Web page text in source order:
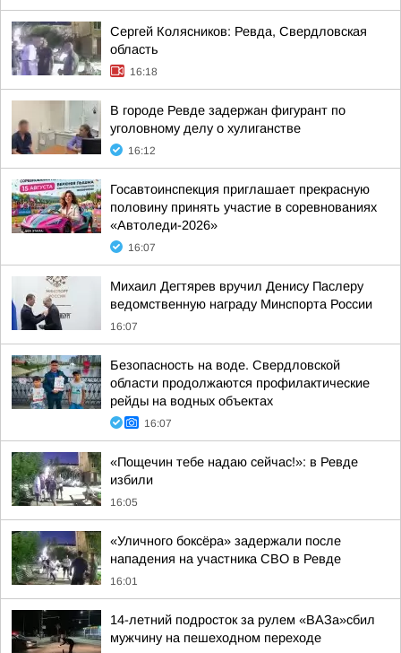
Сергей Колясников: Ревда, Свердловская
область
16:18
В городе Ревде задержан фигурант по
уголовному делу о хулиганстве
16:12
Госавтоинспекция приглашает прекрасную
половину принять участие в соревнованиях
«Автоледи-2026»
16:07
Михаил Дегтярев вручил Денису Паслеру
ведомственную награду Минспорта России
16:07
Безопасность на воде. Свердловской
области продолжаются профилактические
рейды на водных объектах
16:07
«Пощечин тебе надаю сейчас!»: в Ревде
избили
16:05
«Уличного боксёра» задержали после
нападения на участника СВО в Ревде
16:01
14-летний подросток за рулем «ВАЗа»сбил
мужчину на пешеходном переходе